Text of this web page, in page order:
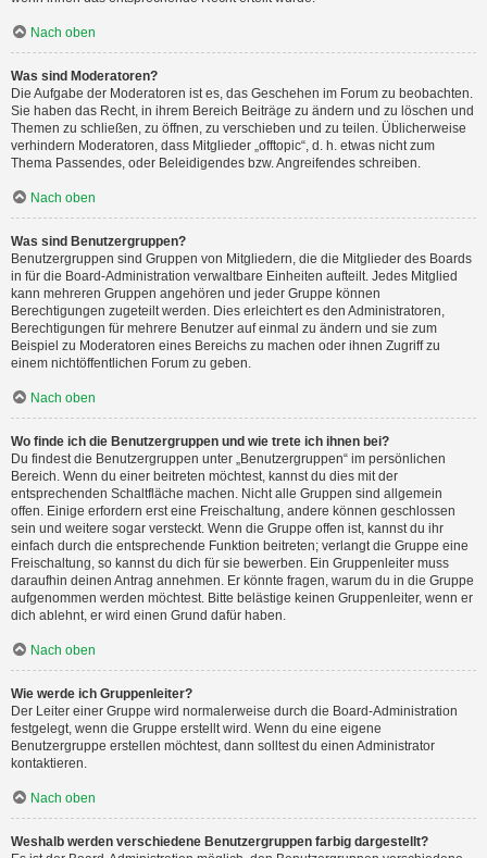
Nach oben
Was sind Moderatoren?
Die Aufgabe der Moderatoren ist es, das Geschehen im Forum zu beobachten.
Sie haben das Recht, in ihrem Bereich Beiträge zu ändern und zu löschen und
Themen zu schließen, zu öffnen, zu verschieben und zu teilen. Üblicherweise
verhindern Moderatoren, dass Mitglieder „offtopic“, d. h. etwas nicht zum
Thema Passendes, oder Beleidigendes bzw. Angreifendes schreiben.
Nach oben
Was sind Benutzergruppen?
Benutzergruppen sind Gruppen von Mitgliedern, die die Mitglieder des Boards
in für die Board-Administration verwaltbare Einheiten aufteilt. Jedes Mitglied
kann mehreren Gruppen angehören und jeder Gruppe können
Berechtigungen zugeteilt werden. Dies erleichtert es den Administratoren,
Berechtigungen für mehrere Benutzer auf einmal zu ändern und sie zum
Beispiel zu Moderatoren eines Bereichs zu machen oder ihnen Zugriff zu
einem nichtöffentlichen Forum zu geben.
Nach oben
Wo finde ich die Benutzergruppen und wie trete ich ihnen bei?
Du findest die Benutzergruppen unter „Benutzergruppen“ im persönlichen
Bereich. Wenn du einer beitreten möchtest, kannst du dies mit der
entsprechenden Schaltfläche machen. Nicht alle Gruppen sind allgemein
offen. Einige erfordern erst eine Freischaltung, andere können geschlossen
sein und weitere sogar versteckt. Wenn die Gruppe offen ist, kannst du ihr
einfach durch die entsprechende Funktion beitreten; verlangt die Gruppe eine
Freischaltung, so kannst du dich für sie bewerben. Ein Gruppenleiter muss
daraufhin deinen Antrag annehmen. Er könnte fragen, warum du in die Gruppe
aufgenommen werden möchtest. Bitte belästige keinen Gruppenleiter, wenn er
dich ablehnt, er wird einen Grund dafür haben.
Nach oben
Wie werde ich Gruppenleiter?
Der Leiter einer Gruppe wird normalerweise durch die Board-Administration
festgelegt, wenn die Gruppe erstellt wird. Wenn du eine eigene
Benutzergruppe erstellen möchtest, dann solltest du einen Administrator
kontaktieren.
Nach oben
Weshalb werden verschiedene Benutzergruppen farbig dargestellt?